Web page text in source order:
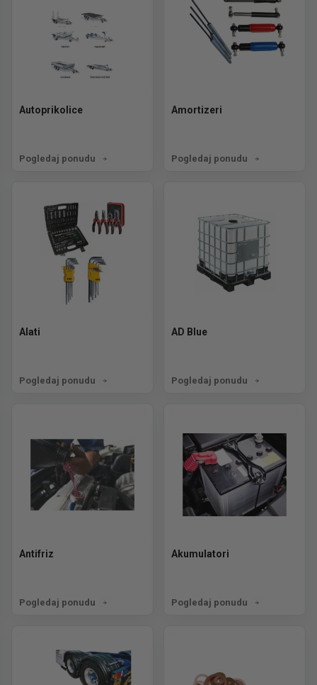
Autoprikolice
Pogledaj ponudu
Amortizeri
Pogledaj ponudu
Alati
Pogledaj ponudu
AD Blue
Pogledaj ponudu
Antifriz
Pogledaj ponudu
Akumulatori
Pogledaj ponudu